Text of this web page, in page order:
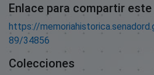
Enlace para compartir
https://
89/34856
Colecciones